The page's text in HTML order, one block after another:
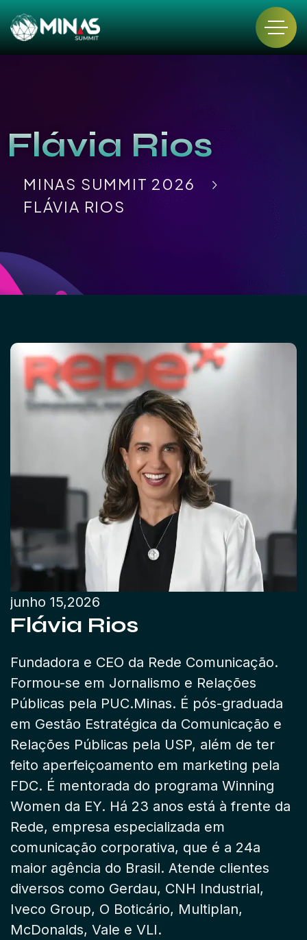
Flávia Rios
MINAS SUMMIT 2026
FLÁVIA RIOS
junho 15,2026
Flávia Rios
Fundadora e CEO da Rede Comunicação.
Formou-se em Jornalismo e Relações
Públicas pela PUC.Minas. É pós-graduada
em Gestão Estratégica da Comunicação e
Relações Públicas pela USP, além de ter
feito aperfeiçoamento em marketing pela
FDC. É mentorada do programa Winning
Women da EY. Há 23 anos está à frente da
Rede, empresa especializada em
comunicação corporativa, que é a 24a
maior agência do Brasil. Atende clientes
diversos como Gerdau, CNH Industrial,
Iveco Group, O Boticário, Multiplan,
McDonalds, Vale e VLI.